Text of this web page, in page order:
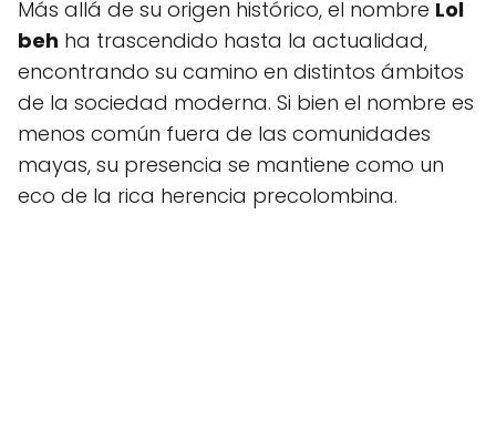
Más allá de su origen histórico, el nombre Lol
beh ha trascendido hasta la actualidad,
encontrando su camino en distintos ámbitos
de la sociedad moderna. Si bien el nombre es
menos común fuera de las comunidades
mayas, su presencia se mantiene como un
eco de la rica herencia precolombina.